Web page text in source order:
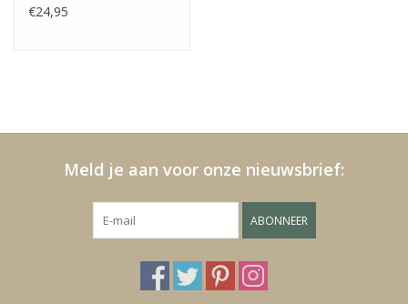
€24,95
Meld je aan voor onze nieuwsbrief:
ABONNEER